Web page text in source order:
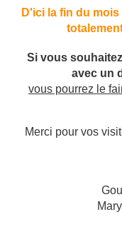
D'ici la fin du
Si vous
avec un
vous pourrez le
Merci pour vos